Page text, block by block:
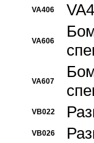
VA406
VA606
VA607
VB022
VB026